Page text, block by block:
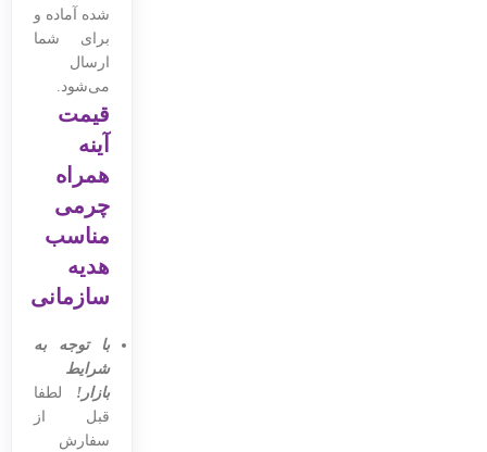
شده آماده و
برای شما
ارسال
می‌شود.
قیمت
آینه
همراه
چرمی
مناسب
هدیه
سازمانی
با توجه به
شرایط
بازار!
لطفا
قبل از
سفارش